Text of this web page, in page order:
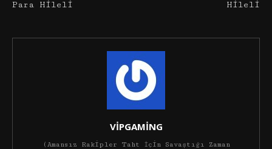
Para Hileli
Hileli
VİPGAMİNG
(Amansız Rakipler Taht İçin Savaştığı Zaman